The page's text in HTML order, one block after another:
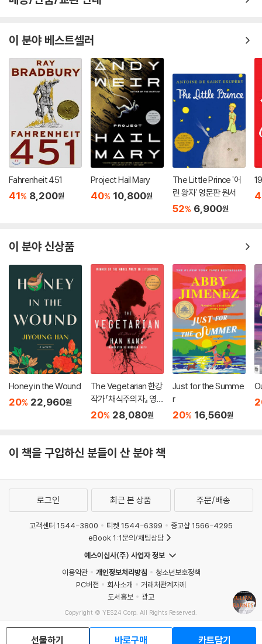
이 분야 베스트셀러
Fahrenheit 451
41% 8,200원
Project Hail Mary
40% 10,800원
The Little Prince '어
린 왕자' 영문판 원서
52% 6,900원
이 분야 신상품
Honey in the Wound
20% 22,960원
The Vegetarian 한강
작가『채식주의자』 영문
판 (미국판)
20% 28,080원
Just for the Summe
r
20% 16,560원
이 책을 구입하신 분들이 산 분야 책
선물하기 바로구매 카트담기
로그인 최근 본 상품 주문/배송
고객센터 1544-3800 티켓 1544-6399
중고샵 1566-4295
eBook 1:1문의/채팅상담
예스이십사(주) 사업자 정보
이용약관
개인정보처리방침
청소년보호정책
PC버전
회사소개
거래처관계자께
도서홍보
광고
Copyright © YES24 Corp. All Rights Reserved.